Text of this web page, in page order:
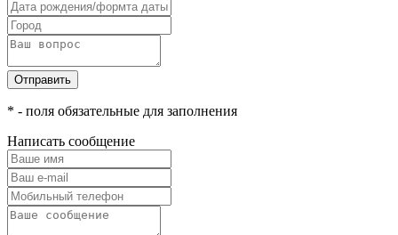
Отправить
* - поля обязательные для заполнения
Написать сообщение